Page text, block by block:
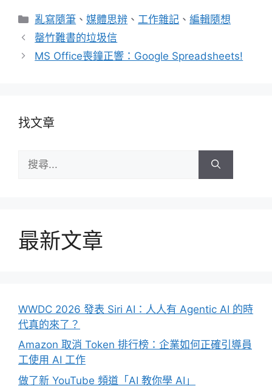
分
類
亂寫隨筆 、媒體思辨 、 工作雜記 、編輯隨想
罄竹難書的垃圾信
MS Office喪鐘正響：Google Spreadsheets!
找文章
尋:
最新文章
WWDC 2026 發表 Siri AI：人人有 Agentic AI 的時
代真的來了？
Amazon 取消 Token 排行榜：企業如何正確引導員
工使用 AI 工作
做了新 YouTube 頻道「AI 教你學 AI」